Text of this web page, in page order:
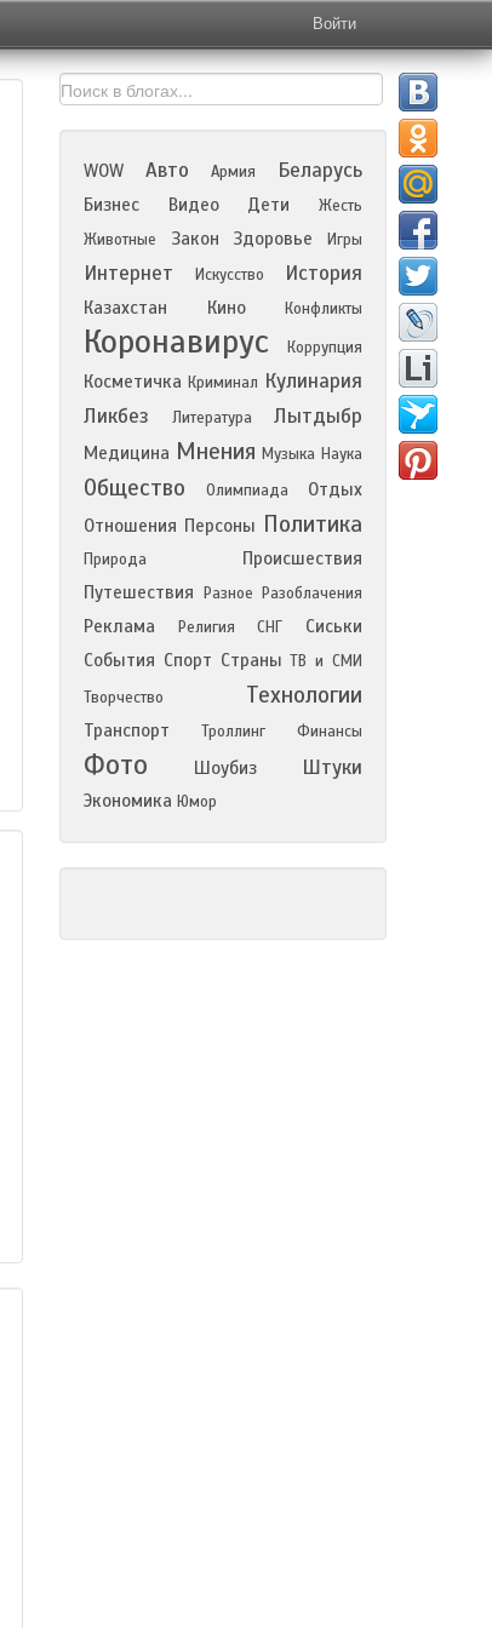
Войти
WOW Авто Армия Беларусь
Бизнес Видео Дети
Жесть
Животные
Закон Здоровье Игры
Интернет Искусство История
Казахстан Кино Конфликты
Коронавирус Коррупция
Косметичка Криминал Кулинария
Ликбез
Литература Лытдыбр
Медицина Мнения Музыка Наука
Общество Олимпиада
Отдых
Отношения Персоны Политика
Природа
Происшествия
Путешествия
Разное Разоблачения
Реклама Религия СНГ
Сиськи
События Спорт Страны ТВ и СМИ
Творчество
Технологии
Транспорт Троллинг Финансы
Фото Шоубиз Штуки
Экономика Юмор